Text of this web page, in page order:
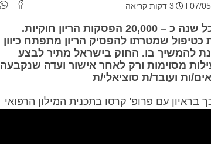
07/ 3 דקות קריאה
בישראל מבוצעות בכל שנה כ – 20,000 הפסקות הריון חוקיות.
כטיפול שמטרתו להפסיק הריון מתפתח כיוון
להמשיך בו. החוק בישראל מתיר לבצע
מסוימות ורק לאחר אישור ועדה שנקבעה
בראיון עם פרופ' קרסו בתכנית המילון הרפואי